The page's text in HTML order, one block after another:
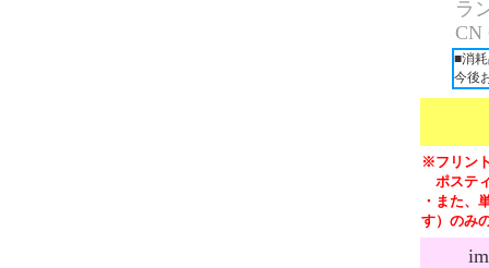
ラ
CN
■消
今後
※フリン
ポステ
・また、
す）のみ